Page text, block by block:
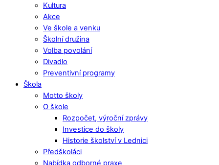
Kultura
Akce
Ve škole a venku
Školní družina
Volba povolání
Divadlo
Preventivní programy
Škola
Motto školy
O škole
Rozpočet, výroční zprávy
Investice do školy
Historie školství v Lednici
Předškoláci
Nabídka odborné praxe